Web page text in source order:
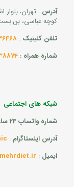
آدرس : تهران، بلوار
کوچه عباسی، بن بست فرهنگ
تلفن کلینیک :
– 021
شماره همراه :
شبکه های اجتماعی
شماره واتساپ 24 ساعت
آدرس اینستاگرام :
ایمیل :